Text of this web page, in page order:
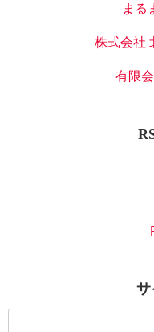
まる
株式会社
有限
サ